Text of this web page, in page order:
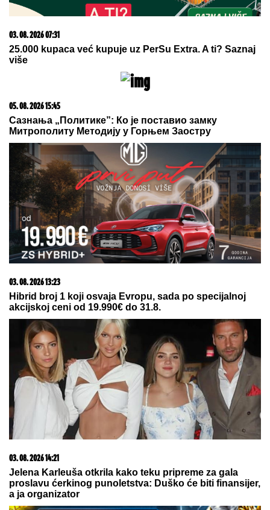
03. 08. 2026 07:31
25.000 kupaca već kupuje uz PerSu Extra. A ti? Saznaj
više
05. 08. 2026 15:45
Сазнања „Политике”: Ко је поставио замку
Митрополиту Методију у Горњем Заостру
03. 08. 2026 13:23
Hibrid broj 1 koji osvaja Evropu, sada po specijalnoj
akcijskoj ceni od 19.990€ do 31.8.
03. 08. 2026 14:21
Jelena Karleuša otkrila kako teku pripreme za gala
proslavu ćerkinog punoletstva: Duško će biti finansijer,
a ja organizator